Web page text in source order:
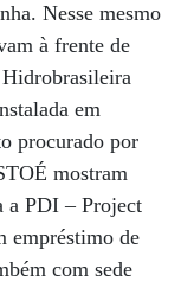
Nesse mesmo
à frente de
em
procurado por
mostram
a PDI – Project
empréstimo de
com sede